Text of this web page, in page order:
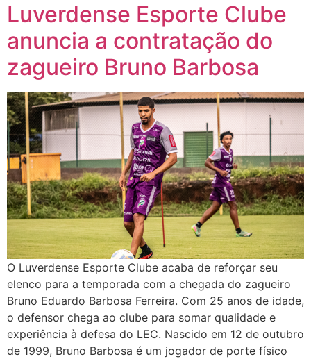
Luverdense Esporte Clube
anuncia a contratação do
zagueiro Bruno Barbosa
O Luverdense Esporte Clube acaba de reforçar seu
elenco para a temporada com a chegada do zagueiro
Bruno Eduardo Barbosa Ferreira. Com 25 anos de idade,
o defensor chega ao clube para somar qualidade e
experiência à defesa do LEC. Nascido em 12 de outubro
de 1999, Bruno Barbosa é um jogador de porte físico